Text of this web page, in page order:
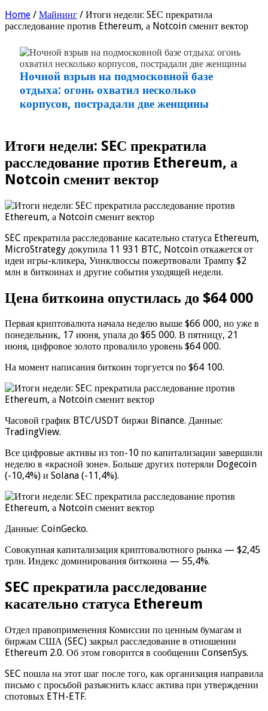
Home / Майнинг / Итоги недели: SEС прекратила
расследование против Ethereum, а Notcoin сменит вектор
Ночной взрыв на подмосковной базе
отдыха: огонь охватил несколько
корпусов, пострадали две женщины
Итоги недели: SEС прекратила
расследование против Ethereum, а
Notcoin сменит вектор
SEC прекратила расследование касательно статуса Ethereum,
MicroStrategy докупила 11 931 BTC, Notcoin откажется от
идеи игры-кликера, Уинклвоссы пожертвовали Трампу $2
млн в биткоинах и другие события уходящей недели.
Цена биткоина опустилась до $64 000
Первая криптовалюта начала неделю выше $66 000, но уже в
понедельник, 17 июня, упала до $65 000. В пятницу, 21
июня, цифровое золото провалило уровень $64 000.
На момент написания биткоин торгуется по $64 100.
Часовой график BTC/USDT биржи Binance. Данные:
TradingView.
Все цифровые активы из топ-10 по капитализации завершили
неделю в «красной зоне». Больше других потеряли Dogecoin
(-10,4%) и Solana (-11,4%).
Данные: CoinGecko.
Совокупная капитализация криптовалютного рынка — $2,45
трлн. Индекс доминирования биткоина — 55,4%.
SEC прекратила расследование
касательно статуса Ethereum
Отдел правоприменения Комиссии по ценным бумагам и
биржам США (SEC) закрыл расследование в отношении
Ethereum 2.0. Об этом говорится в сообщении ConsenSys.
SEC пошла на этот шаг после того, как организация направила
письмо с просьбой разъяснить класс актива при утверждении
спотовых ETH-ETF.